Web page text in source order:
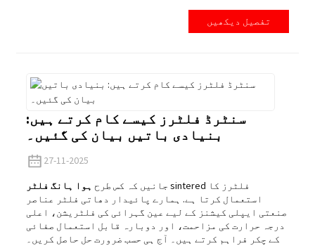
تفصیل دیکھیں
سنٹرڈ فلٹرز کیسے کام کرتے ہیں:
بنیادی باتیں بیان کی گئیں۔
27-11-2025
جانیں کہ کس طرح ہوا ہانگ فلٹر
sintered فلٹرز کا
استعمال کرتا ہے. ہمارے پائیدار دھاتی فلٹر عناصر
صنعتی ایپلی کیشنز کے لیے عین گہرائی کی فلٹریشن، اعلی
درجہ حرارت کی مزاحمت، اور دوبارہ قابل استعمال صفائی
کے چکر فراہم کرتے ہیں۔ آج ہی حسب ضرورت حل حاصل کریں۔